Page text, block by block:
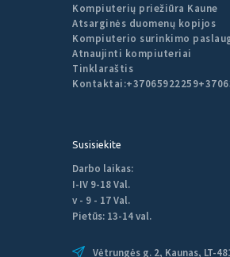
Kompiuterių priežiūra Kaune
Atsarginės duomenų kopijos
Kompiuterio surinkimo
Atnaujinti kompiuteriai
Tinklaraštis
Kontaktai:+37065922259
Susisiekite
Darbo laikas:
I-IV 9-18 Val.
v - 9 - 17 Val.
Pietūs: 13-14 val.
Vėtrungės g. 2, Kaunas, LT-